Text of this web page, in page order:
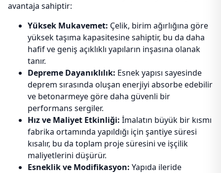
avantaja sahiptir:
Yüksek Mukavemet: Çelik, birim ağırlığına göre
yüksek taşıma kapasitesine sahiptir, bu da daha
hafif ve geniş açıklıklı yapıların inşasına olanak
tanır.
Depreme Dayanıklılık: Esnek yapısı sayesinde
deprem sırasında oluşan enerjiyi absorbe edebilir
ve betonarmeye göre daha güvenli bir
performans sergiler.
Hız ve Maliyet Etkinliği: İmalatın büyük bir kısmı
fabrika ortamında yapıldığı için şantiye süresi
kısalır, bu da toplam proje süresini ve işçilik
maliyetlerini düşürür.
Esneklik ve Modifikasyon: Yapıda ileride